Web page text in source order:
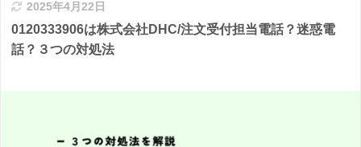
2025年4月22日
0120333906は株式会社DHC/注文受付担当電話？迷惑電
話？３つの対処法